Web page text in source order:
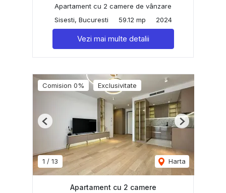
Apartament cu 2 camere de vânzare
Sisesti, Bucuresti
59.12 mp 2024
Vezi mai multe detalii
Comision 0% Exclusivitate
1 / 13 Harta
Previous Next
Apartament cu 2 camere